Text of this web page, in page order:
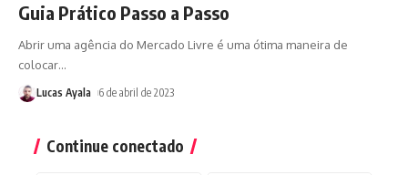
Guia Prático Passo a Passo
Abrir uma agência do Mercado Livre é uma ótima maneira de
colocar…
Lucas Ayala 6 de abril de 2023
Continue conectado